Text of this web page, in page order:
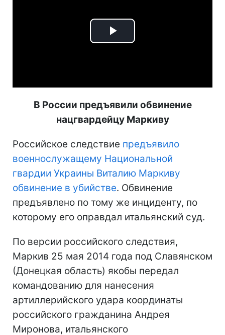
Play
В России предъявили обвинение
нацгвардейцу Маркиву
Российское следствие предъявило
военнослужащему Национальной
гвардии Украины Виталию Маркиву
обвинение в убийстве. Обвинение
предъявлено по тому же инциденту, по
которому его оправдал итальянский суд.
По версии российского следствия,
Маркив 25 мая 2014 года под Славянском
(Донецкая область) якобы передал
командованию для нанесения
артиллерийского удара координаты
российского гражданина Андрея
Миронова, итальянского